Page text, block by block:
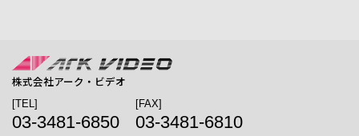
株式会社アーク・ビデオ
[TEL]
03-3481-6850
[FAX]
03-3481-6810